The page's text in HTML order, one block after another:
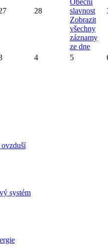
28
slavnost
Zobrazit
všechny
záznamy
ze dne
4 5